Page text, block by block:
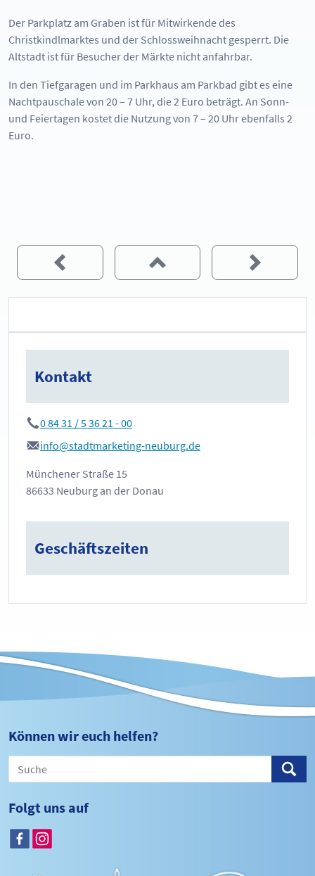
Der Parkplatz am Graben ist für Mitwirkende des
Christkindlmarktes und der Schlossweihnacht gesperrt. Die
Altstadt ist für Besucher der Märkte nicht anfahrbar.
In den Tiefgaragen und im Parkhaus am Parkbad gibt es eine
Nachtpauschale von 20 – 7 Uhr, die 2 Euro beträgt. An Sonn-
und Feiertagen kostet die Nutzung von 7 – 20 Uhr ebenfalls 2
Euro.
Kontakt
0 84 31 / 5 36 21 - 00
info@stadtmarketing-neuburg.de
Münchener Straße 15
86633 Neuburg an der Donau
Geschäftszeiten
Können wir euch helfen?
Folgt uns auf